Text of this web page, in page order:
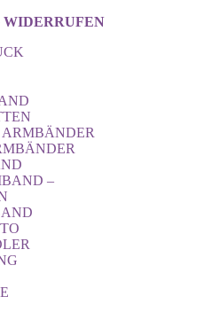
WIDERRUFEN
ARMBÄNDER
–